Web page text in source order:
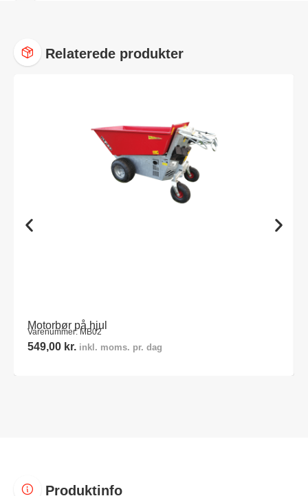
Relaterede produkter
Motorbør på hjul
Varenummer: MB02
549,00 kr. inkl. moms. pr. dag
Produktinfo